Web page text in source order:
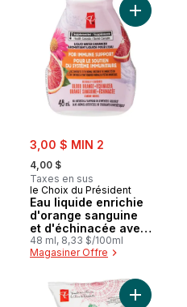
Crème glacée au chocolat et
sale:
3,00 $ MIN 2
, formerly:
4,00 $
Taxes en sus
le Choix du Président
Eau liquide enrichie
d'orange sanguine
et d'échinacée avec
zinc pour le soutien
du système
48 ml, 8,33 $/100ml
Magasiner Offre
Ajouter
Ajouter